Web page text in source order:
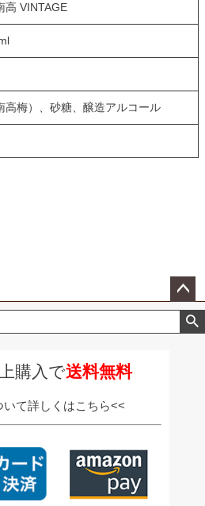
高 VINTAGE
高梅）、砂糖、醸造アルコール
ペー
ジト
購入で送料無料
て詳しくはこちら<<